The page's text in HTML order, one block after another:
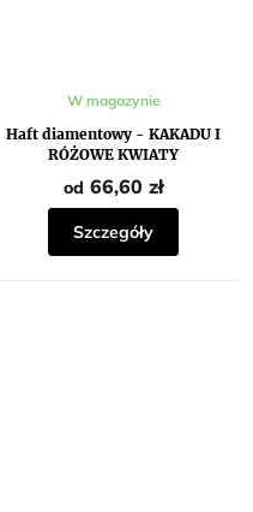
Haft diamentowy - KAKADU I
RÓŻOWE KWIATY
W magazynie
od 66,60 zł
Szczegóły